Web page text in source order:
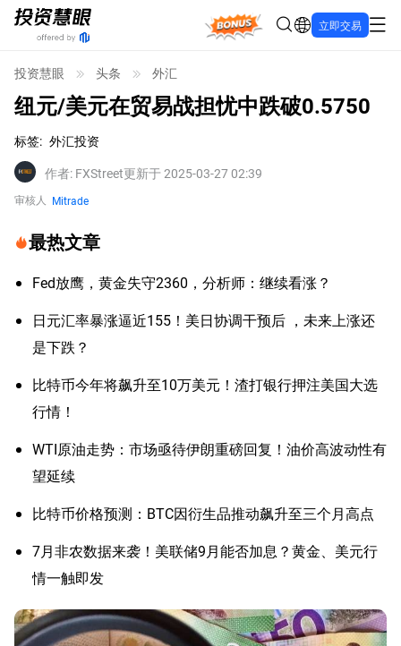
Bonus 立即交易
投资慧眼 头条 外汇
纽元/美元在贸易战担忧中跌破0.5750
标签: 外汇投资
作者: FXStreet更新于 2025-03-27 02:39
审核人 Mitrade
最热文章
Fed放鹰，黄金失守2360，分析师：继续看涨？
日元汇率暴涨逼近155！美日协调干预后 ，未来上涨还
是下跌？
比特币今年将飙升至10万美元！渣打银行押注美国大选
行情！
WTI原油走势：市场亟待伊朗重磅回复！油价高波动性有
望延续
比特币价格预测：BTC因衍生品推动飙升至三个月高点
7月非农数据来袭！美联储9月能否加息？黄金、美元行
情一触即发